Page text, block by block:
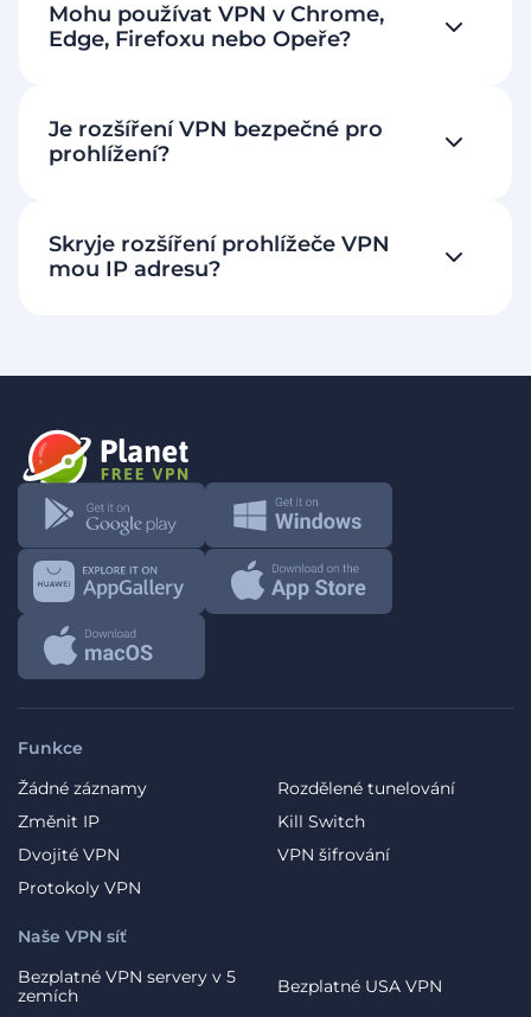
Mohu používat VPN v Chrome,
Edge, Firefoxu nebo Opeře?
Je rozšíření VPN bezpečné pro
prohlížení?
Skryje rozšíření prohlížeče VPN
mou IP adresu?
Funkce
Žádné záznamy
Rozdělené tunelování
Změnit IP
Kill Switch
Dvojité VPN
VPN šifrování
Protokoly VPN
Naše VPN síť
Bezplatné VPN servery v 5
zemích
Bezplatné USA VPN